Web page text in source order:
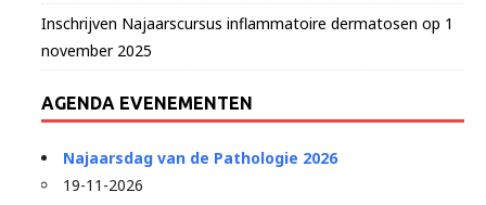
Inschrijven Najaarscursus inflammatoire dermatosen op 1
november 2025
AGENDA EVENEMENTEN
Najaarsdag van de Pathologie 2026
19-11-2026